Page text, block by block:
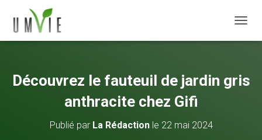
Découvrez le fauteuil de jardin gris
anthracite chez Gifi
Publié par La Rédactionle 22 mai 2024